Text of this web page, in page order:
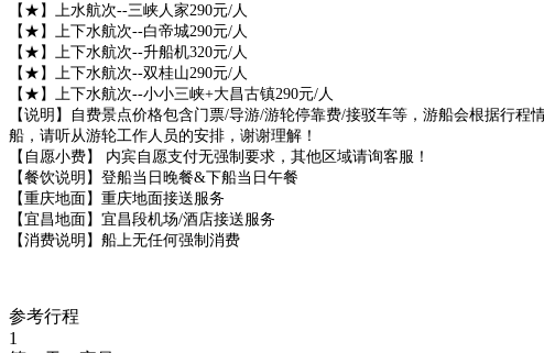
【★】上水航次--三峡人家290元/人
【★】上下水航次--白帝城290元/人
【★】上下水航次--升船机320元/人
【★】上下水航次--双桂山290元/人
【★】上下水航次--小小三峡+大昌古镇290元/人
【说明】自费景点价格包含门票/导游/游轮停靠费/接驳车等，游船会根据行
船，请听从游轮工作人员的安排，谢谢理解！
【自愿小费】 内宾自愿支付无强制要求，其他区域请询客服！
【餐饮说明】登船当日晚餐&下船当日午餐
【重庆地面】重庆地面接送服务
【宜昌地面】宜昌段机场/酒店接送服务
【消费说明】船上无任何强制消费
参考行程
1